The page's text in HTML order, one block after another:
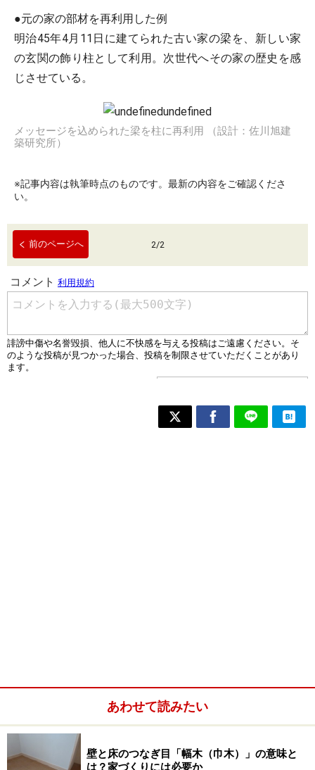
●元の家の部材を再利用した例
明治45年4月11日に建てられた古い家の梁を、新しい家
の玄関の飾り柱として利用。次世代へその家の歴史を感
じさせている。
メッセージを込められた梁を柱に再利用 （設計：佐川旭建
築研究所）
※記事内容は執筆時点のものです。最新の内容をご確認くださ
い。
前のページへ 2/2
あわせて読みたい
壁と床のつなぎ目「幅木（巾木）」の意味と
は？家づくりには必要か